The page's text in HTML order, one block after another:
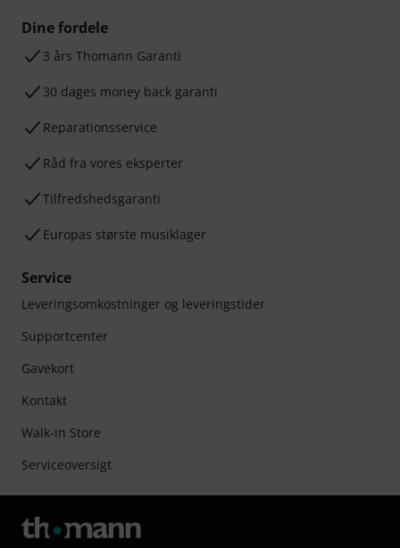
Dine fordele
3 års Thomann Garanti
30 dages money back garanti
Reparationsservice
Råd fra vores eksperter
Tilfredshedsgaranti
Europas største musiklager
Service
Leveringsomkostninger og leveringstider
Supportcenter
Gavekort
Kontakt
Walk-in Store
Serviceoversigt